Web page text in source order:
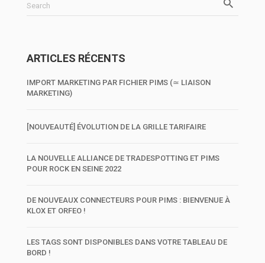
Search
ARTICLES RÉCENTS
IMPORT MARKETING PAR FICHIER PIMS (≃ LIAISON
MARKETING)
[NOUVEAUTÉ] ÉVOLUTION DE LA GRILLE TARIFAIRE
LA NOUVELLE ALLIANCE DE TRADESPOTTING ET PIMS
POUR ROCK EN SEINE 2022
DE NOUVEAUX CONNECTEURS POUR PIMS : BIENVENUE À
KLOX ET ORFEO !
LES TAGS SONT DISPONIBLES DANS VOTRE TABLEAU DE
BORD !